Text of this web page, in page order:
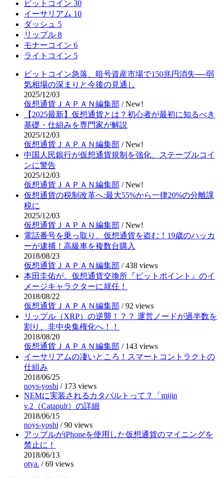
ビットコイン 30
イーサリアム 10
ダッシュ 5
リップル 8
モナーコイン 6
ライトコイン 5
ビットコイン急落、暗号資産市場で150兆円消失──弱
気相場の深まりと今後の見通し
2025/12/03
仮想通貨ＪＡＰＡＮ編集部 /New!
【2025最新】仮想通貨とは？初心者が最初に知るべき
基礎・仕組みを専門家が解説
2025/12/03
仮想通貨ＪＡＰＡＮ編集部 /New!
中国人民銀行が仮想通貨規制を強化、ステーブルコイ
ンに警告
2025/12/03
仮想通貨ＪＡＰＡＮ編集部 /New!
仮想通貨の税制改革へ:最大55%から一律20%の分離課
税に
2025/12/03
仮想通貨ＪＡＰＡＮ編集部 /New!
電話番号を乗っ取り、仮想通貨を盗む！19歳のハッカ
ーが逮捕！高級車を複数台購入
2018/08/23
仮想通貨ＪＡＰＡＮ編集部 /438 views
本田圭佑が、仮想通貨交換所『ビットポイント』のイ
メージキャラクターに就任！
2018/08/22
仮想通貨ＪＡＰＡＮ編集部 /92 views
リップル（XRP）の逆襲！？？ 運営ノードが過半数を
割り、非中央集権化へ！！
2018/08/20
仮想通貨ＪＡＰＡＮ編集部 / 143 views
イーサリアムの凄いところ！スマートコントラクトの
仕組み
2018/06/25
noys-yoshi / 173 views
NEMに実装されるカタパルトって？「mijin
v.2（Catapult）の詳細
2018/06/15
noys-yoshi /90 views
アップルがiPhoneを使用した仮想通貨のマイニングを
禁止に！
2018/06/13
otya. /69 views